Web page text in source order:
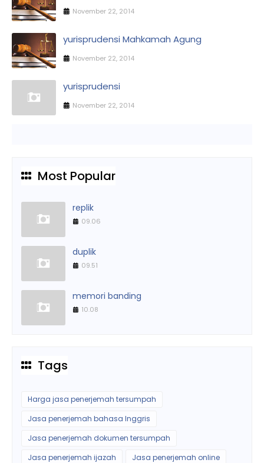
November 22, 2014
yurisprudensi Mahkamah Agung
November 22, 2014
yurisprudensi
November 22, 2014
Most Popular
replik
09.06
duplik
09.51
memori banding
10.08
Tags
Harga jasa penerjemah tersumpah
Jasa penerjemah bahasa Inggris
Jasa penerjemah dokumen tersumpah
Jasa penerjemah ijazah
Jasa penerjemah online